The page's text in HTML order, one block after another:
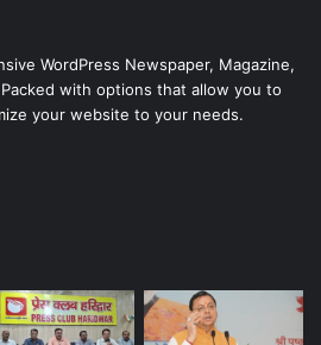
WordPress Newspaper, Magazine,
with options that allow you to
your website to your needs.